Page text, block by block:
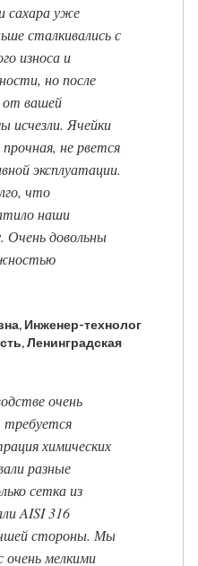
сахара уже
сталкивались с
износа и
но после
от вашей
исчезли. Ячейки
не рвется
эксплуатации.
что
наши
Очень довольны
Инженер-технолог
Ленинградская
очень
требуется
химических
разные
сетка из
AISI 316
стороны. Мы
очень мелкими